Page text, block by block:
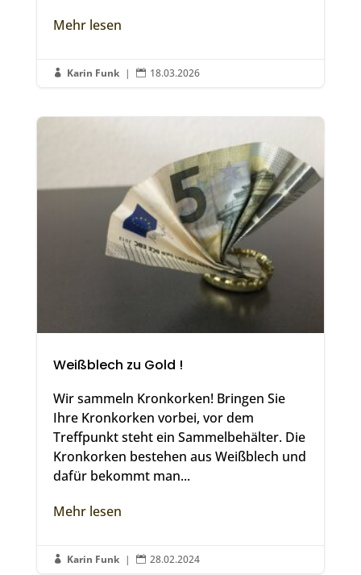
Mehr lesen
 Karin Funk |  18.03.2026
Weißblech zu Gold !
Wir sammeln Kronkorken! Bringen Sie
Ihre Kronkorken vorbei, vor dem
Treffpunkt steht ein Sammelbehälter. Die
Kronkorken bestehen aus Weißblech und
dafür bekommt man...
Mehr lesen
 Karin Funk |  28.02.2024